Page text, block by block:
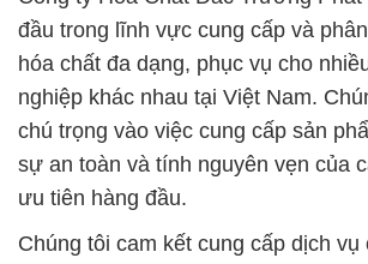
đầu trong lĩnh vực cung cấp và
hóa chất đa dạng, phục vụ cho
nghiệp khác nhau tại Việt Nam.
chú trọng vào việc cung cấp sản
sự an toàn và tính nguyên vẹn của
ưu tiên hàng đầu.
Chúng tôi cam kết cung cấp dịch vụ